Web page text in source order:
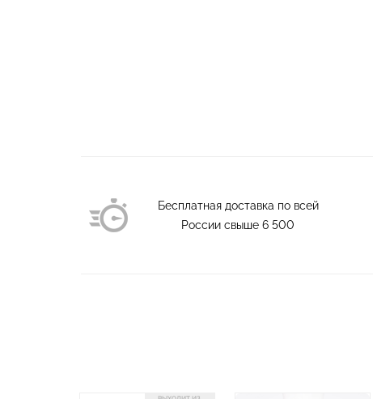
Бесплатная доставка по всей
России свыше 6 500